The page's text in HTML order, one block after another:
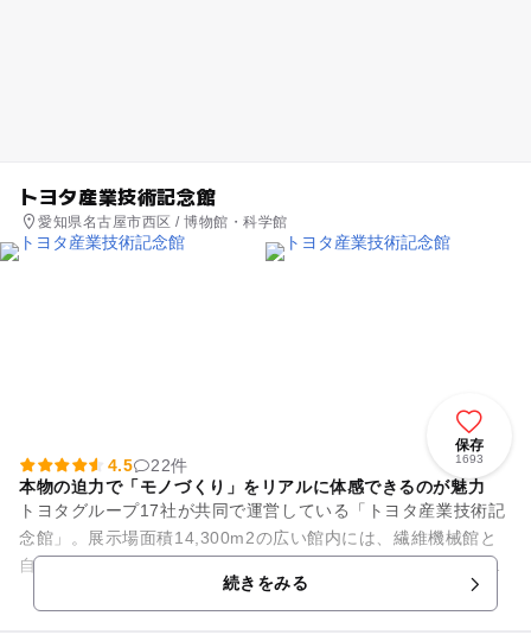
トヨタ産業技術記念館
愛知県名古屋市西区 / 博物館・科学館
保存
1693
4.5
22件
本物の迫力で「モノづくり」をリアルに体感できるのが魅力
トヨタグループ17社が共同で運営している「トヨタ産業技術記
念館」。展示場面積14,300m2の広い館内には、繊維機械館と
自動車館があり、技術の変遷を本物の機械の動態展示と実演で
続きをみる